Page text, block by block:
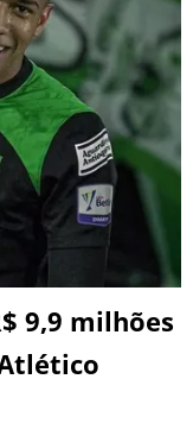
9,9 milhões